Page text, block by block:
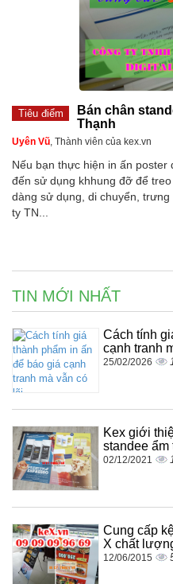
Tiêu điểm
Bán chân
Thạnh
Uyên Vũ, Thành viên của kex.vn
Nếu bạn thực hiện in ấn
đến sử dụng khhung đỡ để
dàng sử dụng, di chuyển,
ty TN...
TIN MỚI NHẤT
Cách tính
cạnh tranh
25/02/2026
Kex giới
standee ẩm
02/12/2021
Cung cấp
X chất
12/06/2015